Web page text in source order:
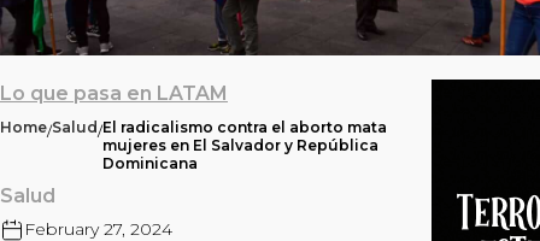
Lo que pasa en LATAM
Home/Salud/El radicalismo contra el aborto mata
mujeres en El Salvador y República
Dominicana
Salud
February 27, 2024